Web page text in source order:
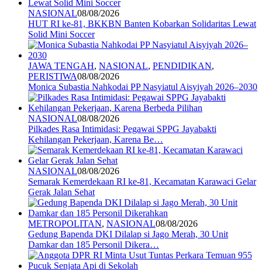
NASIONAL08/08/2026
HUT RI ke-81, BKKBN Banten Kobarkan Solidaritas Lewat
Solid Mini Soccer
JAWA TENGAH, NASIONAL, PENDIDIKAN,
PERISTIWA08/08/2026
Monica Subastia Nahkodai PP Nasyiatul Aisyiyah 2026–2030
NASIONAL08/08/2026
Pilkades Rasa Intimidasi: Pegawai SPPG Jayabakti
Kehilangan Pekerjaan, Karena Be…
NASIONAL08/08/2026
Semarak Kemerdekaan RI ke-81, Kecamatan Karawaci Gelar
Gerak Jalan Sehat
METROPOLITAN, NASIONAL08/08/2026
Gedung Bapenda DKI Dilalap si Jago Merah, 30 Unit
Damkar dan 185 Personil Dikera…